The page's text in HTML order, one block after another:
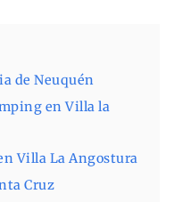
de Neuquén
en Villa la
Villa La Angostura
Cruz